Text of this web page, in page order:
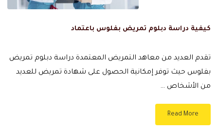
كيفية دراسة دبلوم تمريض بفلوس باعتماد
تقدم العديد من معاهد التمريض المعتمدة دراسة دبلوم تمريض
بفلوس حيث توفر إمكانية الحصول على شهادة تمريض للعديد
من الأشخاص …
Read More